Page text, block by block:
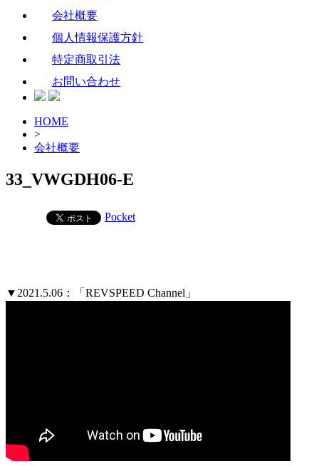
会社概要
個人情報保護方針
特定商取引法
お問い合わせ
HOME
>
会社概要
33_VWGDH06-E
Pocket
▼2021.5.06：「REVSPEED Channel」